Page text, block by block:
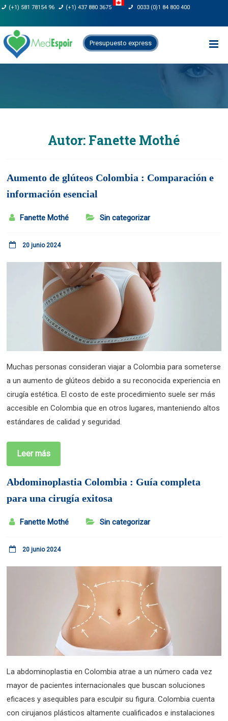
Saltar
contenido
(+1) 581 78154 96 (+1) 437 880 3675 0033 (0)1 84 800 400
Presupuesto express
Autor: Fanette Mothé
Aumento de glúteos Colombia : Comparación e
información esencial
Fanette Mothé Sin categorizar
20 junio 2024
Muchas personas consideran viajar a Colombia para someterse
a un aumento de glúteos debido a su reconocida experiencia en
cirugía estética. El costo de este procedimiento suele ser más
accesible en Colombia que en otros lugares, manteniendo altos
estándares de calidad y seguridad.
Leer más
Abdominoplastia Colombia : Guía completa
para una cirugía exitosa
Fanette Mothé Sin categorizar
20 junio 2024
La abdominoplastia en Colombia atrae a un número cada vez
mayor de pacientes internacionales que buscan soluciones
eficaces y asequibles para esculpir su figura. Colombia cuenta
con cirujanos plásticos altamente cualificados e instalaciones